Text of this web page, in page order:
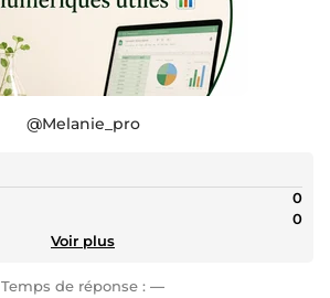
@Melanie_pro
0
0
Voir plus
Temps de réponse : —